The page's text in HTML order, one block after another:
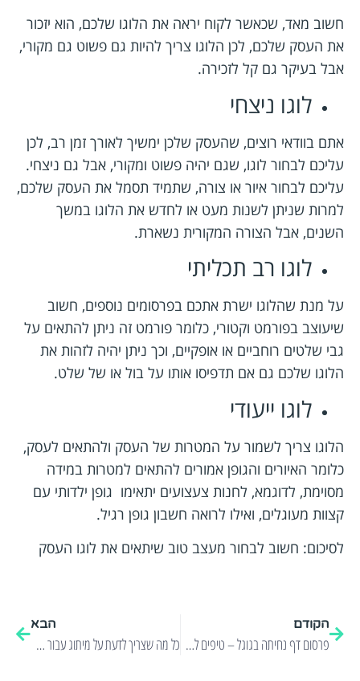
חשוב מאד, שכאשר לקוח יראה את הלוגו שלכם, הוא יזכור
את העסק שלכם, לכן הלוגו צריך להיות גם פשוט גם מקורי,
אבל בעיקר גם קל לזכירה.
לוגו ניצחי
אתם בוודאי רוצים, שהעסק שלכן ימשיך לאורך זמן רב, לכן
עליכם לבחור לוגו, שגם יהיה פשוט ומקורי, אבל גם ניצחי.
עליכם לבחור איור או צורה, שתמיד תסמל את העסק שלכם,
למרות שניתן לשנות מעט או לחדש את הלוגו במשך
השנים, אבל הצורה המקורית נשארת.
לוגו רב תכליתי
על מנת שהלוגו ישרת אתכם בפרסומים נוספים, חשוב
שיעוצב בפורמט וקטורי, כלומר פורמט זה ניתן להתאים על
גבי שלטים רוחביים או אופקיים, וכך ניתן יהיה לזהות את
הלוגו שלכם גם אם תדפיסו אותו על בול או של שלט.
לוגו ייעודי
הלוגו צריך לשמור על המטרות של העסק ולהתאים לעסק,
כלומר האיורים והגופן אמורים להתאים למטרות במידה
מסוימת, לדוגמא, לחנות צעצועים יתאימו גופן ילדותי עם
קצוות מעוגלים, ואילו לרואה חשבון גופן רגיל.
לסיכום: חשוב לבחור מעצב טוב שיתאים את לוגו העסק
הקודם
פרסום דף נחיתה בגוגל – טיפים לפני שיוצאים לדרך!
הבא
כל מה שצריך לדעת על מיתוג עבור עסקים פרטיים